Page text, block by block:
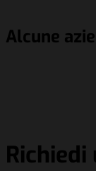
Alcune
Richiedi